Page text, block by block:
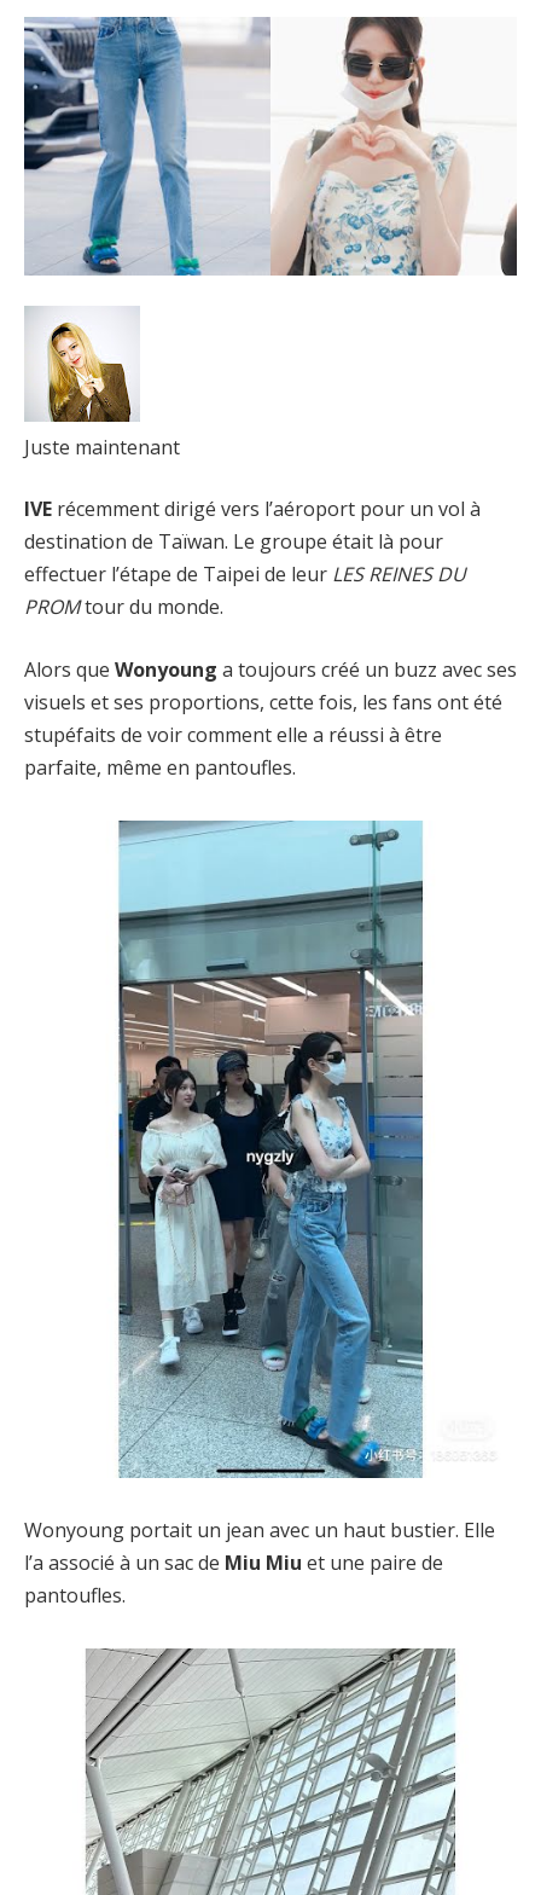
Juste maintenant
IVE récemment dirigé vers l’aéroport pour un vol à
destination de Taïwan. Le groupe était là pour
effectuer l’étape de Taipei de leur LES REINES DU
PROMtour du monde.
Alors que Wonyoung a toujours créé un buzz avec ses
visuels et ses proportions, cette fois, les fans ont été
stupéfaits de voir comment elle a réussi à être
parfaite, même en pantoufles.
Wonyoung portait un jean avec un haut bustier. Elle
l’a associé à un sac de Miu Miu et une paire de
pantoufles.